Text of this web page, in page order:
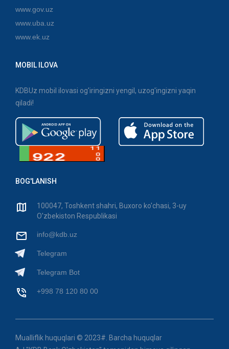
www.gov.uz
www.uba.uz
www.ek.uz
MOBIL ILOVA
KDBUz mobil ilovasi og'iringizni yengil, uzog'ingizni yaqin
qiladi!
BOG'LANISH
100047, Toshkent shahri, Buxoro ko'chasi, 3-uy
O'zbekiston Respublikasi
info@kdb.uz
Telegram
Telegram Bot
+998 78 120 80 00
Mualliflik huquqlari © 2023#. Barcha huquqlar